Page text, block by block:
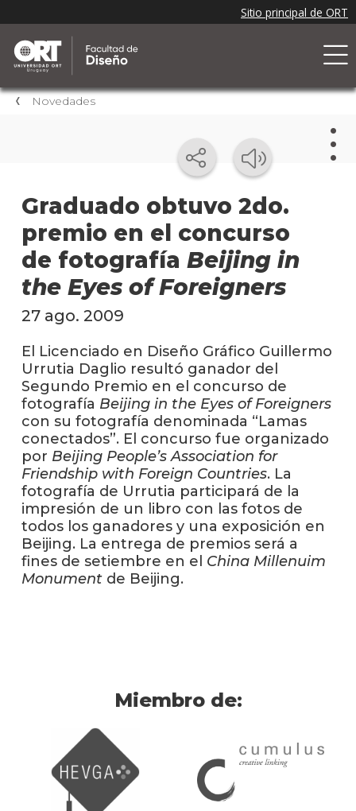
Novedades
Graduado obtuvo 2do.
premio en el concurso
de fotografía Beijing in
the Eyes of Foreigners
La
Blog
27 ago. 2009
El Licenciado en Diseño Gráfico Guillermo
Urrutia Daglio resultó ganador del
Segundo Premio en el concurso de
fotografía Beijing in the Eyes of Foreigners
con su fotografía denominada “Lamas
conectados”. El concurso fue organizado
por Beijing People’s Association for
Friendship with Foreign Countries. La
fotografía de Urrutia participará de la
impresión de un libro con las fotos de
todos los ganadores y una exposición en
Beijing. La entrega de premios será a
fines de setiembre en el China Millenuim
Monument de Beijing.
Miembro de: